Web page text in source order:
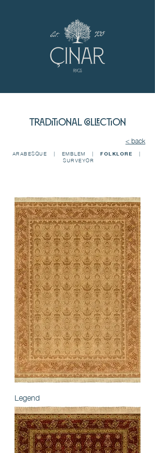
TRADITIONAL COLLECTiON
< back
ARABESQUE | EMBLEM | FOLKLORE |
SURVEYOR
Legend